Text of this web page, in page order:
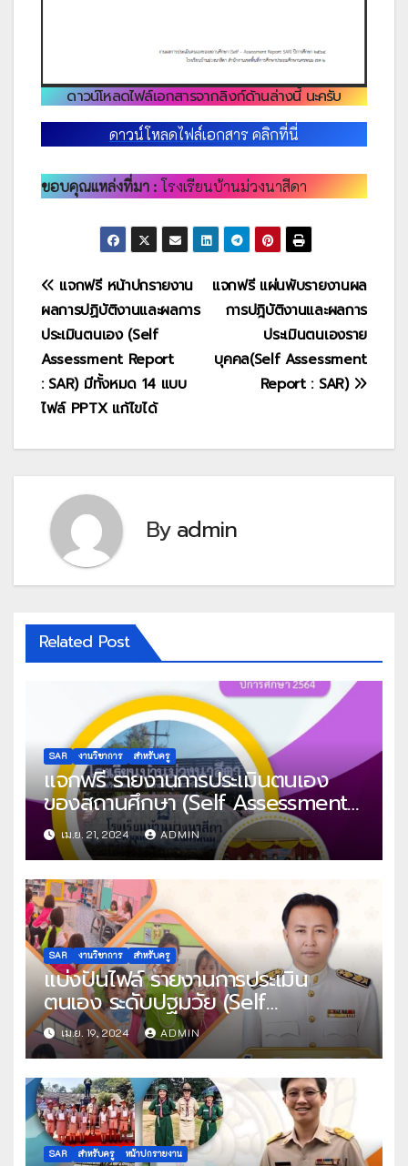
ดาวน์โหลดไฟล์เอกสารจากลิงก์ด้านล่างนี้ นะครับ
ดาวน์โหลดไฟล์เอกสาร คลิกที่นี่
ขอบคุณแหล่งที่มา :โรงเรียนบ้านม่วงนาสีดา
แนะแนว
เรื่อง
แจกฟรี แผ่นพับรายงานผล
การปฎิบัติงานและผลการ
ประเมินตนเองราย
บุคคล(Self Assessment
Report : SAR)
แจกฟรี หน้าปกรายงาน
ผลการปฏิบัติงานและผลการ
ประเมินตนเอง (Self
Assessment Report
: SAR) มีทั้งหมด 14 แบบ
ไฟล์ PPTX แก้ไขได้
Byadmin
Related Post
SAR งานวิชาการ สำหรับครู
แจกฟรี รายงานการประเมินตนเอง
ของสถานศึกษา (Self Assessment
Report : SAR) ระดับการศึกษา
ปฐมวัยและขั้นพื้นฐาน โดย โรงเรียน
บ้านม่วงนาสีดา
เม.ย. 21, 2024 ADMIN
SAR งานวิชาการ สำหรับครู
แบ่งปันไฟล์ รายงานการประเมิน
ตนเอง ระดับปฐมวัย (Self
Assessment Report : SAR) ปีการ
ศึกษา 2566 โดย โรงเรียนวัดพัน
ตำลึง
เม.ย. 19, 2024 ADMIN
SAR สำหรับครู หน้าปกรายงาน